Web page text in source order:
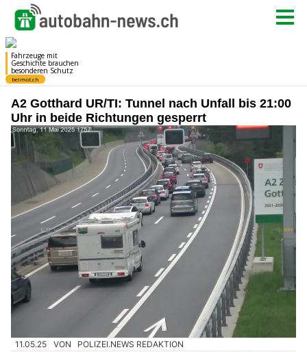
A2 Gotthard UR/TI: Tunnel nach Unfall bis 21:00
Uhr in beide Richtungen gesperrt
11.05.25 VON POLIZEI.NEWS REDAKTION